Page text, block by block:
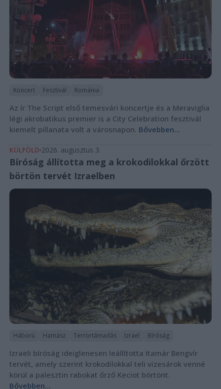
Koncert Fesztivál Románia
Az ír The Script első temesvári koncertje és a Meraviglia
légi akrobatikus premier is a City Celebration fesztivál
kiemelt pillanata volt a városnapon. Bővebben...
KÜLFÖLD 2026. augusztus 3.
Bíróság állította meg a krokodilokkal őrzött
börtön tervét Izraelben
Háború Hamász Terrortámadás Izrael Bíróság
Izraeli bíróság ideiglenesen leállította Itamár Bengvír
tervét, amely szerint krokodilokkal teli vizesárok venné
körül a palesztin rabokat őrző Keciot börtönt.
Bővebben...